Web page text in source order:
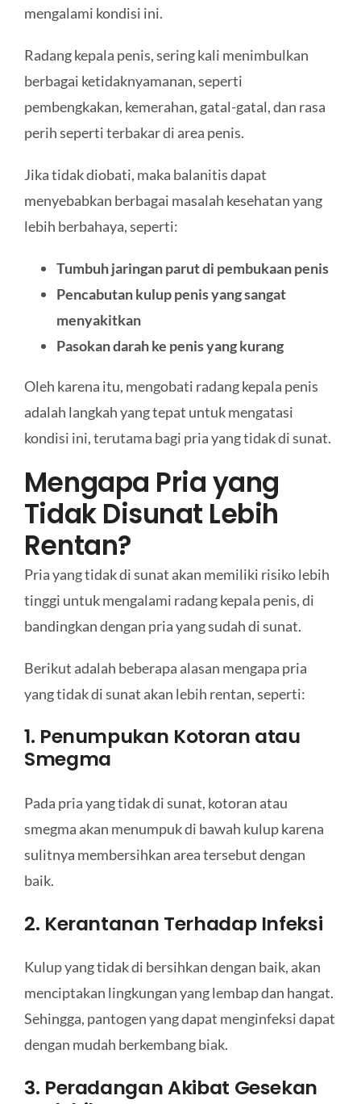
mengalami kondisi ini.
Radang kepala penis, sering kali menimbulkan
berbagai ketidaknyamanan, seperti
pembengkakan, kemerahan, gatal-gatal, dan rasa
perih seperti terbakar di area penis.
Jika tidak diobati, maka balanitis dapat
menyebabkan berbagai masalah kesehatan yang
lebih berbahaya, seperti:
Tumbuh jaringan parut di pembukaan penis
Pencabutan kulup penis yang sangat
menyakitkan
Pasokan darah ke penis yang kurang
Oleh karena itu, mengobati radang kepala penis
adalah langkah yang tepat untuk mengatasi
kondisi ini, terutama bagi pria yang tidak di sunat.
Mengapa Pria yang
Tidak Disunat Lebih
Rentan?
Pria yang tidak di sunat akan memiliki risiko lebih
tinggi untuk mengalami radang kepala penis, di
bandingkan dengan pria yang sudah di sunat.
Berikut adalah beberapa alasan mengapa pria
yang tidak di sunat akan lebih rentan, seperti:
1. Penumpukan Kotoran atau
Smegma
Pada pria yang tidak di sunat, kotoran atau
smegma akan menumpuk di bawah kulup karena
sulitnya membersihkan area tersebut dengan
baik.
2. Kerantanan Terhadap Infeksi
Kulup yang tidak di bersihkan dengan baik, akan
menciptakan lingkungan yang lembap dan hangat.
Sehingga, pantogen yang dapat menginfeksi dapat
dengan mudah berkembang biak.
3. Peradangan Akibat Gesekan